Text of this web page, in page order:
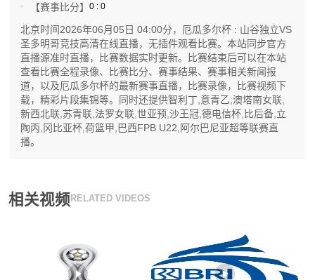
【赛事比分】0 : 0
北京时间2026年06月05日 04:00分，厄瓜多尔杯 : 山谷独立VS
圣多明哥竞技高清在线直播，无插件观看比赛。本站同步官方
直播源准时直播，比赛数据实时更新。比赛结束后可以在本站
查看比赛全程录像、比赛比分、赛事结果、赛事相关新闻报
道，以及厄瓜多尔杯的最新赛事直播，比赛录像，比赛视频下
载，精彩片段集锦等。同时还提供智利丁,意青乙,澳塔南女联,
新西北联,苏青联,法罗女联,世亚预,沙王冠,德电信杯,比后备,立
陶丙,冈比亚杯,荷篮甲,巴西FPB U22,阿尔巴尼亚超等联赛直
播。
相关视频 RELATED VIDEOS